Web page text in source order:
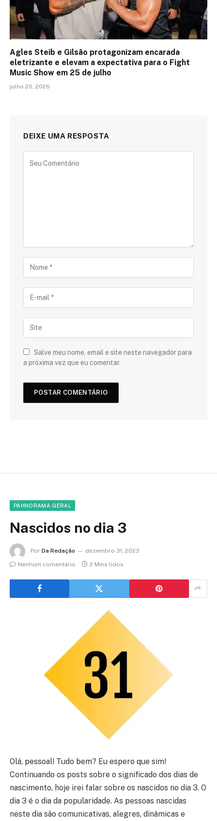
Agles Steib e Gilsão protagonizam encarada
eletrizante e elevam a expectativa para o Fight
Music Show em 25 de julho
julho 20, 2026
DEIXE UMA RESPOSTA
Salve meu nome, email e site neste navegador para
a próxima vez que eu comentar.
PÀHNORAMA GERAL
Nascidos no dia 3
Por Da Redação
dezembro 31, 2023
Nenhum comentário
2 Mins lidos
Olá, pessoal! Tudo bem? Eu espero que sim!
Continuando os posts sobre o significado dos dias de
nascimento, hoje irei falar sobre os nascidos no dia 3. O
dia 3 é o dia da popularidade. As pessoas nascidas
neste dia são comunicativas, alegres, dinâmicas e